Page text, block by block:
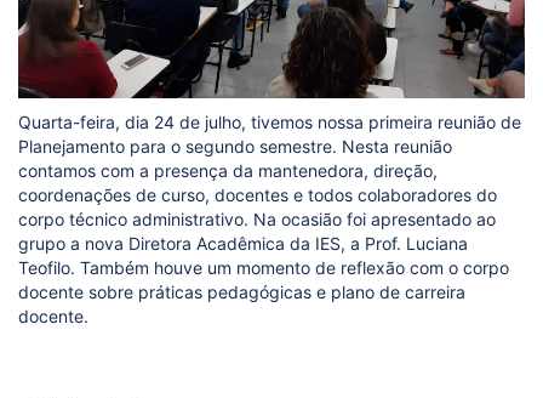
Quarta-feira, dia 24 de julho, tivemos nossa primeira reunião de
Planejamento para o segundo semestre. Nesta reunião
contamos com a presença da mantenedora, direção,
coordenações de curso, docentes e todos colaboradores do
corpo técnico administrativo. Na ocasião foi apresentado ao
grupo a nova Diretora Acadêmica da IES, a Prof. Luciana
Teofilo. Também houve um momento de reflexão com o corpo
docente sobre práticas pedagógicas e plano de carreira
docente.